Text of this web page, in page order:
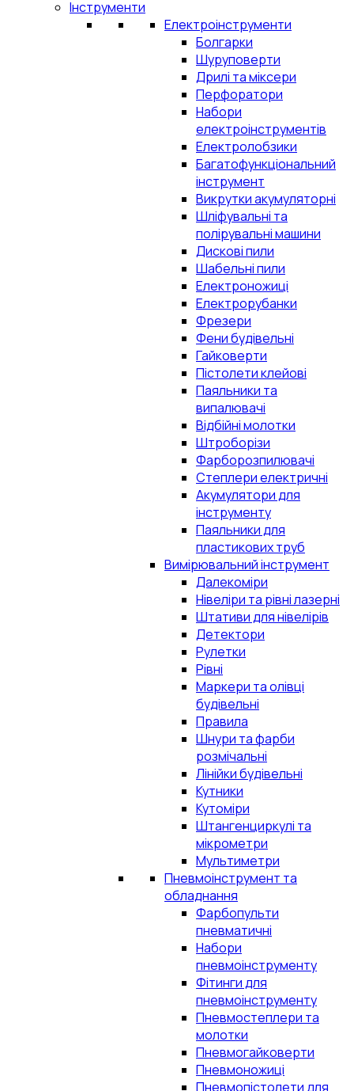
Інструменти
Електроінструменти
Болгарки
Шуруповерти
Дрилі та міксери
Перфоратори
Набори
електроінструментів
Електролобзики
Багатофункціональний
інструмент
Викрутки акумуляторні
Шліфувальні та
полірувальні машини
Дискові пили
Шабельні пили
Електроножиці
Електрорубанки
Фрезери
Фени будівельні
Гайковерти
Пістолети клейові
Паяльники та
випалювачі
Відбійні молотки
Штроборізи
Фарборозпилювачі
Степлери електричні
Акумулятори для
інструменту
Паяльники для
пластикових труб
Вимірювальний інструмент
Далекоміри
Нівеліри та рівні лазерні
Штативи для нівелірів
Детектори
Рулетки
Рівні
Маркери та олівці
будівельні
Правила
Шнури та фарби
розмічальні
Лінійки будівельні
Кутники
Кутоміри
Штангенциркулі та
мікрометри
Мультиметри
Пневмоінструмент та
обладнання
Фарбопульти
пневматичні
Набори
пневмоінструменту
Фітинги для
пневмоінструменту
Пневмостеплери та
молотки
Пневмогайковерти
Пневмоножиці
Пневмопістолети для